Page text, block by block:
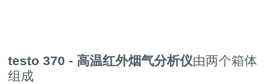
testo 370 - 高温红外烟气分析仪由两个箱体
组成